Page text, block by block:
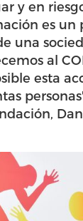
y en
es un
una
al
esta